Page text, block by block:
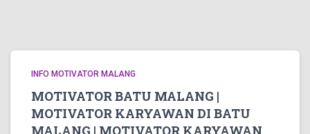
INFO MOTIVATOR MALANG
MOTIVATOR BATU MALANG |
MOTIVATOR KARYAWAN DI BATU
MALANG | MOTIVATOR KARYAWAN